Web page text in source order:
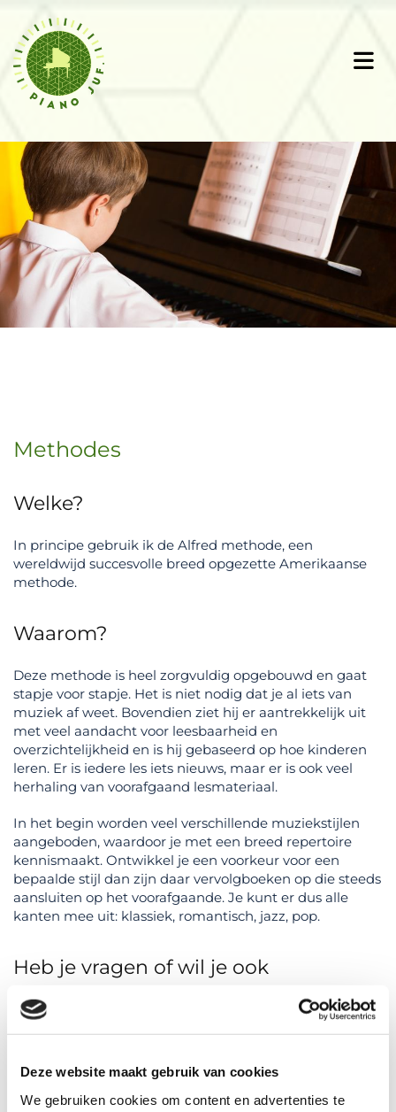
Deze website maakt gebruik van cookies
We gebruiken cookies om content en advertenties te
Methodes
Welke?
In principe gebruik ik de Alfred methode, een
wereldwijd succesvolle breed opgezette Amerikaanse
methode.
Waarom?
Deze methode is heel zorgvuldig opgebouwd en gaat
stapje voor stapje. Het is niet nodig dat je al iets van
muziek af weet. Bovendien ziet hij er aantrekkelijk uit
met veel aandacht voor leesbaarheid en
overzichtelijkheid en is hij gebaseerd op hoe kinderen
leren. Er is iedere les iets nieuws, maar er is ook veel
herhaling van voorafgaand lesmateriaal.
In het begin worden veel verschillende muziekstijlen
aangeboden, waardoor je met een breed repertoire
kennismaakt. Ontwikkel je een voorkeur voor een
bepaalde stijl dan zijn daar vervolgboeken op die steeds
aansluiten op het voorafgaande. Je kunt er dus alle
kanten mee uit: klassiek, romantisch, jazz, pop.
Heb je vragen of wil je ook
pianolessen?
NEEM CONTACT OP